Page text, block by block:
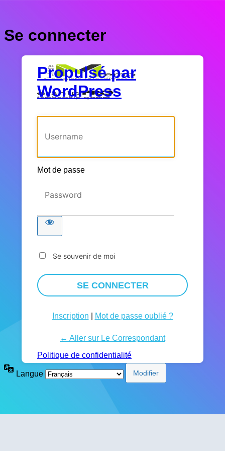
Se connecter
Propulsé par
WordPress
Mot de passe
Se souvenir de moi
Inscription Mot de passe oublié ?
← Aller sur Le Correspondant
Politique de confidentialité
Langue